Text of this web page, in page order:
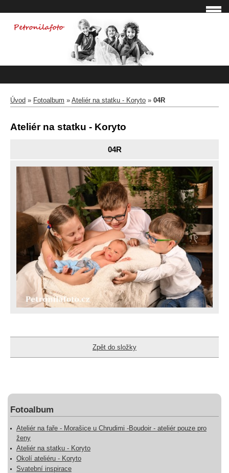
Úvod » Fotoalbum » Ateliér na statku - Koryto » 04R
Ateliér na statku - Koryto
04R
Zpět do složky
Fotoalbum
Ateliér na faře - Morašice u Chrudimi -Boudoir - ateliér pouze pro
ženy
Ateliér na statku - Koryto
Okolí ateliéru - Koryto
Svatební inspirace